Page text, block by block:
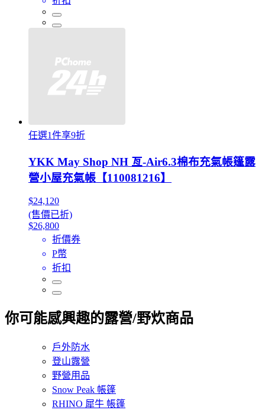
任選1件享9折
YKK May Shop NH 亙-Air6.3棉布充氣帳篷露
營小屋充氣帳【110081216】
$24,120
(售價已折)
$26,800
折價券
P幣
折扣
你可能感興趣的露營/野炊商品
戶外防水
登山露營
野營用品
Snow Peak 帳篷
RHINO 犀牛 帳篷